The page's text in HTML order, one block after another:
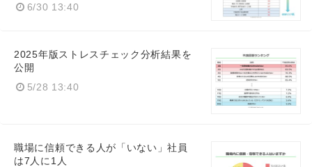
6/30 13:40
2025年版ストレスチェック分析結果を
公開
5/28 13:40
職場に信頼できる人が「いない」社員
は7人に1人